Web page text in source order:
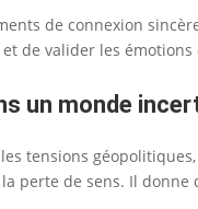
de connexion
de valider les
un monde
tensions
perte de sens. Il